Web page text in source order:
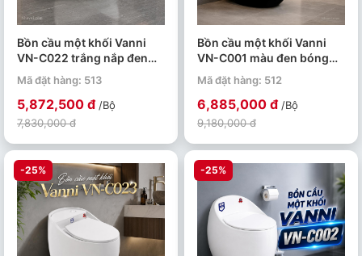
Bồn cầu một khối Vanni
VN-C022 trắng nắp đen
men tuyết phủ nano kháng
khuẩn
Mã đặt hàng: 513
5,872,500 đ /Bộ
7,830,000 đ
Bồn cầu một khối Vanni
VN-C001 màu đen bóng
men tuyết phủ nano kháng
khuẩn
Mã đặt hàng: 512
6,885,000 đ /Bộ
9,180,000 đ
-25% -25%